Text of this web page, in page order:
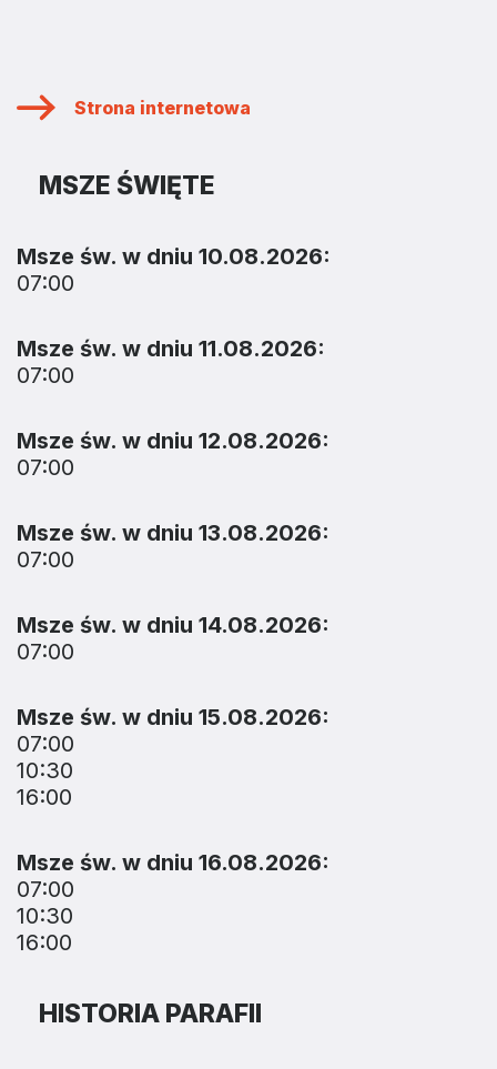
Strona internetowa
MSZE ŚWIĘTE
Msze św. w dniu 10.08.2026:
07:00
Msze św. w dniu 11.08.2026:
07:00
Msze św. w dniu 12.08.2026:
07:00
Msze św. w dniu 13.08.2026:
07:00
Msze św. w dniu 14.08.2026:
07:00
Msze św. w dniu 15.08.2026:
07:00
10:30
16:00
Msze św. w dniu 16.08.2026:
07:00
10:30
16:00
HISTORIA PARAFII